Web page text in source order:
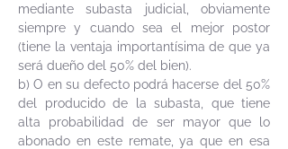
mediante subasta judicial, obviamente
siempre y cuando sea el mejor postor
(tiene la ventaja importantísima de que ya
será dueño del 50% del bien).
b) O en su defecto podrá hacerse del 50%
del producido de la subasta, que tiene
alta probabilidad de ser mayor que lo
abonado en este remate, ya que en esa